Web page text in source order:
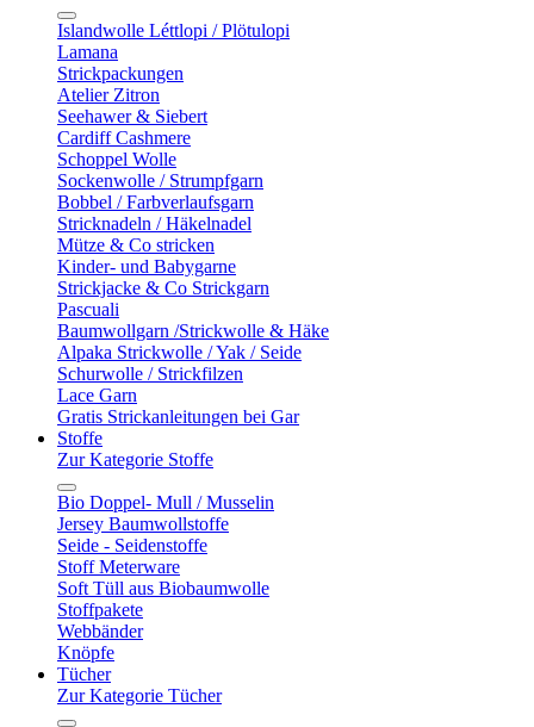
Islandwolle Léttlopi / Plötulopi
Lamana
Strickpackungen
Atelier Zitron
Seehawer & Siebert
Cardiff Cashmere
Schoppel Wolle
Sockenwolle / Strumpfgarn
Bobbel / Farbverlaufsgarn
Stricknadeln / Häkelnadel
Mütze & Co stricken
Kinder- und Babygarne
Strickjacke & Co Strickgarn
Pascuali
Baumwollgarn /Strickwolle & Häke
Alpaka Strickwolle / Yak / Seide
Schurwolle / Strickfilzen
Lace Garn
Gratis Strickanleitungen bei Gar
Stoffe
Zur Kategorie Stoffe
Bio Doppel- Mull / Musselin
Jersey Baumwollstoffe
Seide - Seidenstoffe
Stoff Meterware
Soft Tüll aus Biobaumwolle
Stoffpakete
Webbänder
Knöpfe
Tücher
Zur Kategorie Tücher